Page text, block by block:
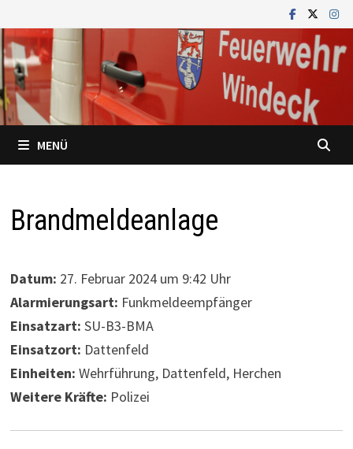
Inhalt
springen
MENÜ
Brandmeldeanlage
Datum: 27. Februar 2024 um 9:42 Uhr
Alarmierungsart: Funkmeldeempfänger
Einsatzart: SU-B3-BMA
Einsatzort: Dattenfeld
Einheiten: Wehrführung, Dattenfeld, Herchen
Weitere Kräfte: Polizei